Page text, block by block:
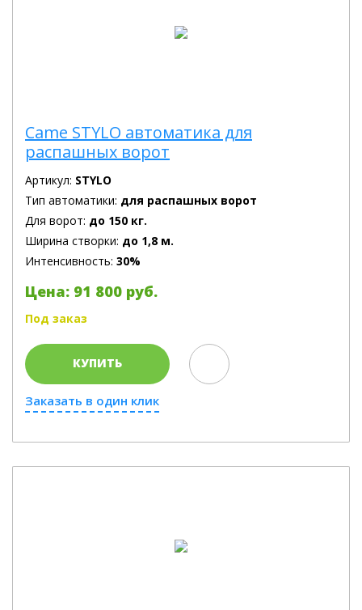
Came STYLO автоматика для
распашных ворот
Артикул: STYLO
Тип автоматики: для распашных ворот
Для ворот: до 150 кг.
Ширина створки: до 1,8 м.
Интенсивность: 30%
Цена: 91 800 руб.
Под заказ
КУПИТЬ
Заказать в один клик